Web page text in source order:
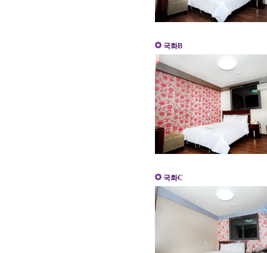
국화B
국화C